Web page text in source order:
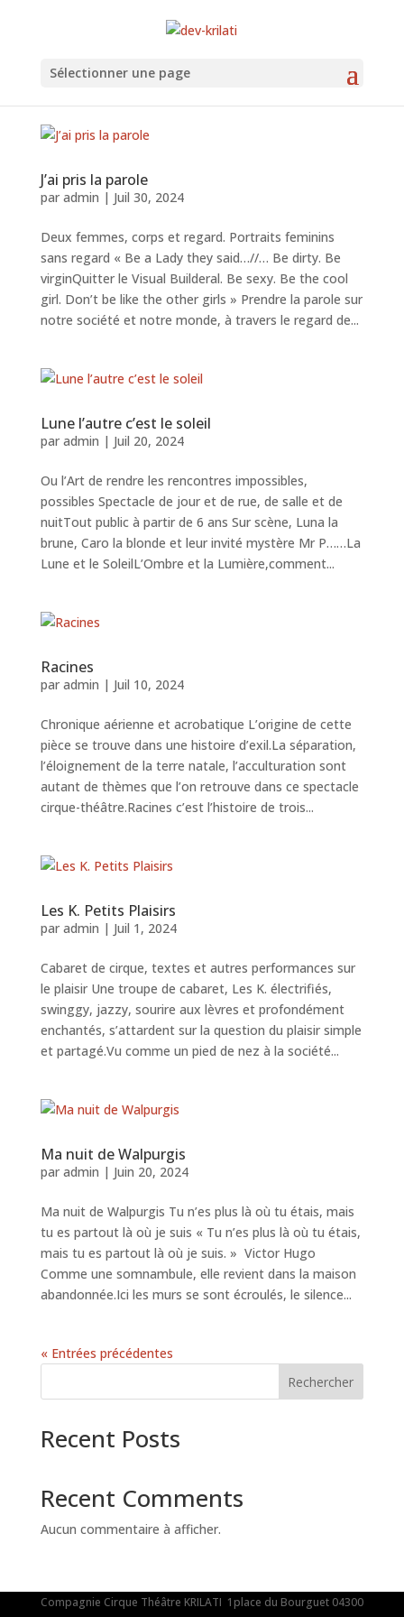
Sélectionner une page
J’ai pris la parole
par admin | Juil 30, 2024
Deux femmes, corps et regard. Portraits feminins
sans regard « Be a Lady they said…//… Be dirty. Be
virginQuitter le Visual Builderal. Be sexy. Be the cool
girl. Don’t be like the other girls » Prendre la parole sur
notre société et notre monde, à travers le regard de...
Lune l’autre c’est le soleil
par admin | Juil 20, 2024
Ou l’Art de rendre les rencontres impossibles,
possibles Spectacle de jour et de rue, de salle et de
nuitTout public à partir de 6 ans Sur scène, Luna la
brune, Caro la blonde et leur invité mystère Mr P……La
Lune et le SoleilL’Ombre et la Lumière,comment...
Racines
par admin | Juil 10, 2024
Chronique aérienne et acrobatique L’origine de cette
pièce se trouve dans une histoire d’exil.La séparation,
l’éloignement de la terre natale, l’acculturation sont
autant de thèmes que l’on retrouve dans ce spectacle
cirque-théâtre.Racines c’est l’histoire de trois...
Les K. Petits Plaisirs
par admin | Juil 1, 2024
Cabaret de cirque, textes et autres performances sur
le plaisir Une troupe de cabaret, Les K. électrifiés,
swinggy, jazzy, sourire aux lèvres et profondément
enchantés, s’attardent sur la question du plaisir simple
et partagé.Vu comme un pied de nez à la société...
Ma nuit de Walpurgis
par admin | Juin 20, 2024
Ma nuit de Walpurgis Tu n’es plus là où tu étais, mais
tu es partout là où je suis « Tu n’es plus là où tu étais,
mais tu es partout là où je suis. » Victor Hugo
Comme une somnambule, elle revient dans la maison
abandonnée.Ici les murs se sont écroulés, le silence...
« Entrées précédentes
Rechercher
Recent Posts
Recent Comments
Aucun commentaire à afficher.
Compagnie Cirque Théâtre KRILATI 1place du Bourguet 04300